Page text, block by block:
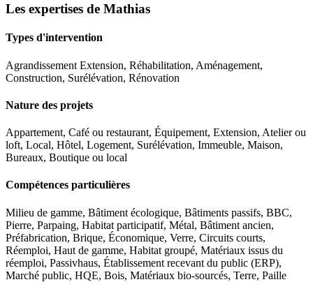
Les expertises de Mathias
Types d'intervention
Agrandissement Extension, Réhabilitation, Aménagement,
Construction, Surélévation, Rénovation
Nature des projets
Appartement, Café ou restaurant, Équipement, Extension, Atelier ou
loft, Local, Hôtel, Logement, Surélévation, Immeuble, Maison,
Bureaux, Boutique ou local
Compétences particulières
Milieu de gamme, Bâtiment écologique, Bâtiments passifs, BBC,
Pierre, Parpaing, Habitat participatif, Métal, Bâtiment ancien,
Préfabrication, Brique, Économique, Verre, Circuits courts,
Réemploi, Haut de gamme, Habitat groupé, Matériaux issus du
réemploi, Passivhaus, Établissement recevant du public (ERP),
Marché public, HQE, Bois, Matériaux bio-sourcés, Terre, Paille